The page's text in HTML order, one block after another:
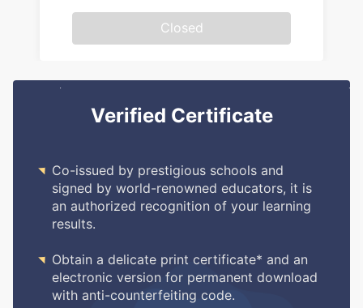
Closed
Verified Certificate
 Co-issued by prestigious schools and
signed by world-renowned educators, it is
an authorized recognition of your learning
results.
 Obtain a delicate print certificate* and an
electronic version for permanent download
with anti-counterfeiting code.